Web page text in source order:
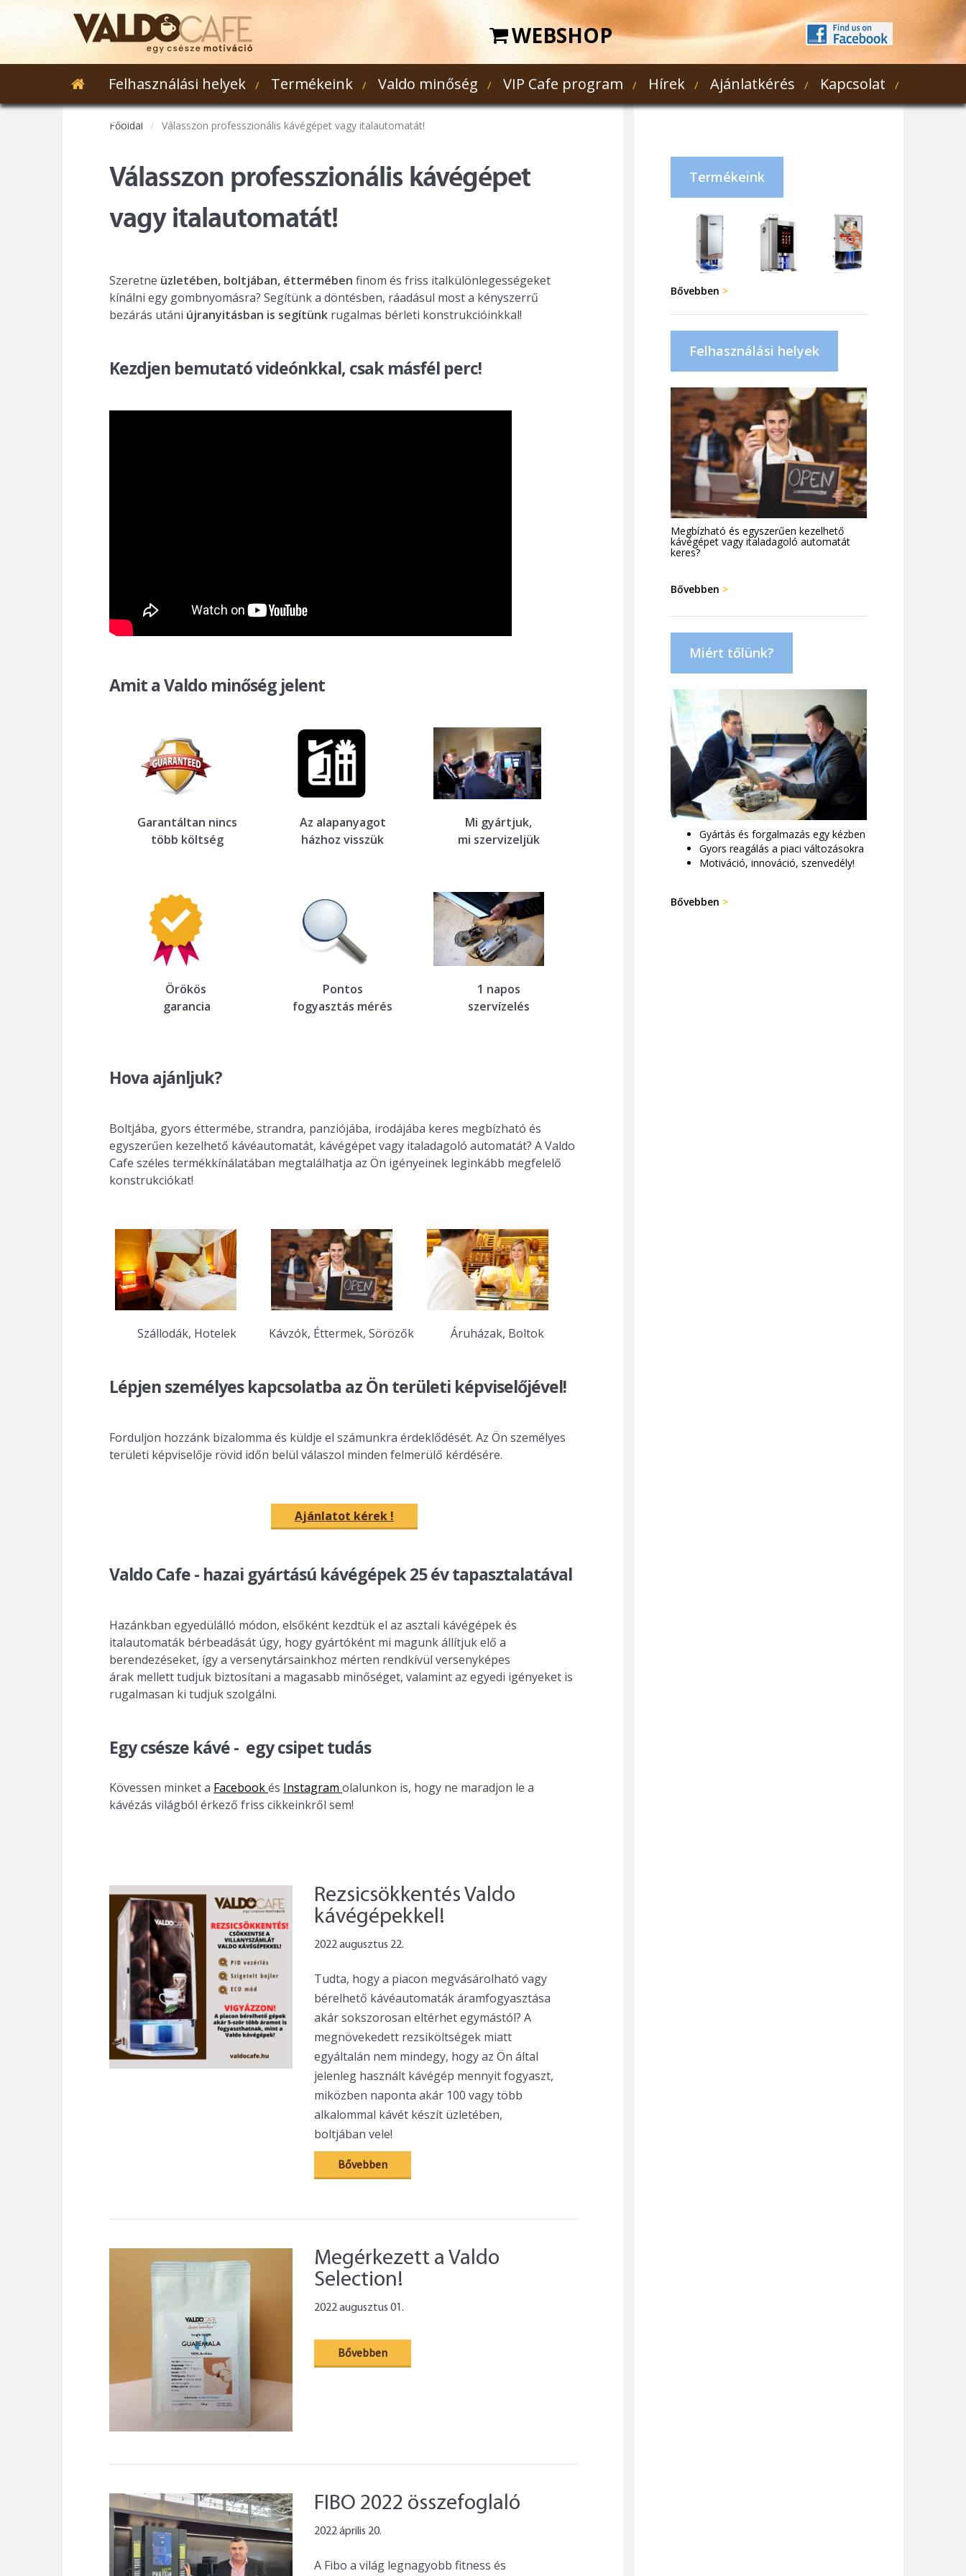
WEBSHOP
Felhasználási helyek Termékeink Valdo minőség VIP Cafe program Hírek Ajánlatkérés
Kapcsolat
Webshop
Főoldal Válasszon professzionális kávégépet vagy italautomatát!
Válasszon professzionális kávégépet
vagy italautomatát!
Szeretne üzletében, boltjában, éttermében finom és friss italkülönlegességeket
kínálni egy gombnyomásra? Segítünk a döntésben, ráadásul most a kényszerrű
bezárás utáni újranyitásban is segítünk rugalmas bérleti konstrukcióinkkal!
Kezdjen bemutató videónkkal, csak másfél perc!
Amit a Valdo minőség jelent
Garantáltan nincs
több költség
Az alapanyagot
házhoz visszük
Mi gyártjuk,
mi szervizeljük
Örökös
garancia
Pontos
fogyasztás mérés
1 napos
szervízelés
Hova ajánljuk?
Boltjába, gyors éttermébe, strandra, panziójába, irodájába keres megbízható és
egyszerűen kezelhető kávéautomatát, kávégépet vagy italadagoló automatát? A Valdo
Cafe széles termékkínálatában megtalálhatja az Ön igényeinek leginkább megfelelő
konstrukciókat!
Szállodák, Hotelek Kávzók, Éttermek, Sörözők Áruházak, Boltok
Lépjen személyes kapcsolatba az Ön területi képviselőjével!
Forduljon hozzánk bizalomma és küldje el számunkra érdeklődését. Az Ön személyes
területi képviselője rövid időn belül válaszol minden felmerülő kérdésére.
Ajánlatot kérek !
Valdo Cafe - hazai gyártású kávégépek 25 év tapasztalatával
Hazánkban egyedülálló módon, elsőként kezdtük el az asztali kávégépek és
italautomaták bérbeadását úgy, hogy gyártóként mi magunk állítjuk elő a
berendezéseket, így a versenytársainkhoz mérten rendkívül versenyképes
árak mellett tudjuk biztosítani a magasabb minőséget, valamint az egyedi igényeket is
rugalmasan ki tudjuk szolgálni.
Egy csésze kávé - egy csipet tudás
Kövessen minket a Facebookés Instagram olalunkon is, hogy ne maradjon le a
kávézás világból érkező friss cikkeinkről sem!
Rezsicsökkentés Valdo
kávégépekkel!
2022 augusztus 22.
Tudta, hogy a piacon megvásárolható vagy
bérelhető kávéautomaták áramfogyasztása
akár sokszorosan eltérhet egymástól? A
megnövekedett rezsiköltségek miatt
egyáltalán nem mindegy, hogy az Ön által
jelenleg használt kávégép mennyit fogyaszt,
miközben naponta akár 100 vagy több
alkalommal kávét készít üzletében,
boltjában vele!
Bővebben
Megérkezett a Valdo
Selection!
2022 augusztus 01.
Bővebben
FIBO 2022 összefoglaló
2022 április 20.
A Fibo a világ legnagyobb fitness és
Termékeink
Bővebben >
Felhasználási helyek
Megbízható és egyszerűen kezelhető
kávégépet vagy italadagoló automatát
keres?
Bővebben >
Miért tőlünk?
Gyártás és forgalmazás egy kézben
Gyors reagálás a piaci változásokra
Motiváció, innováció, szenvedély!
Bővebben >